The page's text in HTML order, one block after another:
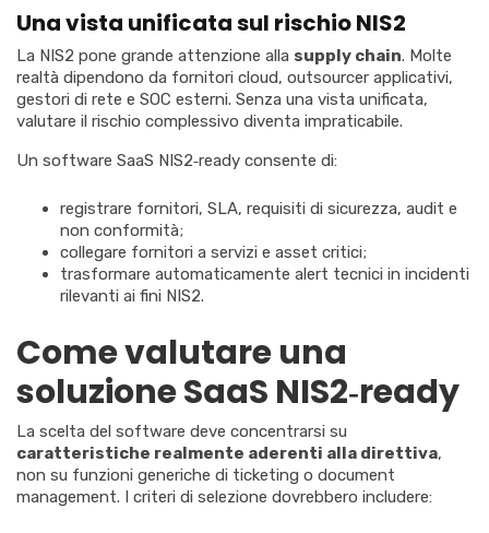
Una vista unificata sul rischio NIS2
La NIS2 pone grande attenzione alla supply chain. Molte
realtà dipendono da fornitori cloud, outsourcer applicativi,
gestori di rete e SOC esterni. Senza una vista unificata,
valutare il rischio complessivo diventa impraticabile.
Un software SaaS NIS2‑ready consente di:
registrare fornitori, SLA, requisiti di sicurezza, audit e
non conformità;
collegare fornitori a servizi e asset critici;
trasformare automaticamente alert tecnici in incidenti
rilevanti ai fini NIS2.
Come valutare una
soluzione SaaS NIS2‑ready
La scelta del software deve concentrarsi su
caratteristiche realmente aderenti alla direttiva,
non su funzioni generiche di ticketing o document
management. I criteri di selezione dovrebbero includere: